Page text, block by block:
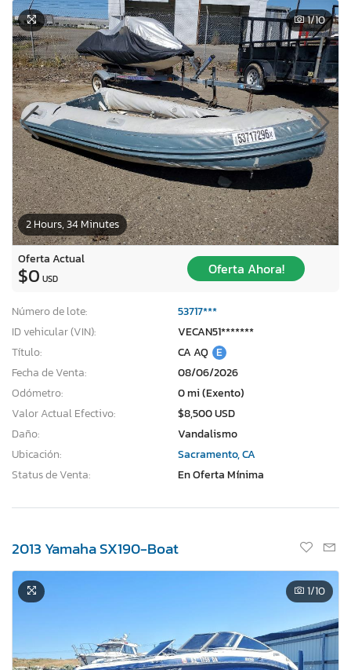
2 Hours, 34 Minutes
1/10
Oferta Actual
$0 USD
Oferta Ahora!
Número de lote:
53717***
ID vehicular (VIN):
VECAN51*******
Título:
CA AQ E
Fecha de Venta:
08/06/2026
Odómetro:
0 mi (Exento)
Valor Actual Efectivo:
$8,500 USD
Daño:
Vandalismo
Ubicación:
Sacramento, CA
Status de Venta:
En Oferta Mínima
2013 Yamaha SX190-Boat
1/10